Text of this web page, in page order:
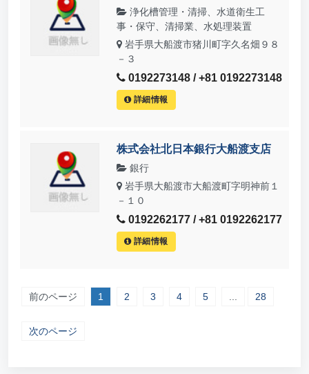
浄化槽管理・清掃、水道衛生工
事・保守、清掃業、水処理装置
岩手県大船渡市猪川町字久名畑９８
－３
0192273148 / +81 0192273148
詳細情報
株式会社北日本銀行大船渡支店
銀行
岩手県大船渡市大船渡町字明神前１
－１０
0192262177 / +81 0192262177
詳細情報
前のページ 1 2 3 4 5 28
次のページ